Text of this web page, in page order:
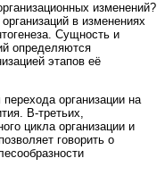
изменений?
в изменениях
Сущность и
определяются
этапов её
организации на
В-третьих,
цикла организации и
говорить о